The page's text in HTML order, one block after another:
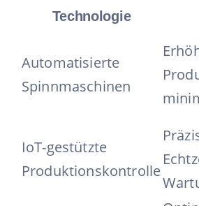
Technologie
Automatisierte
Spinnmaschinen
IoT-gestützte
Produktionskontrolle